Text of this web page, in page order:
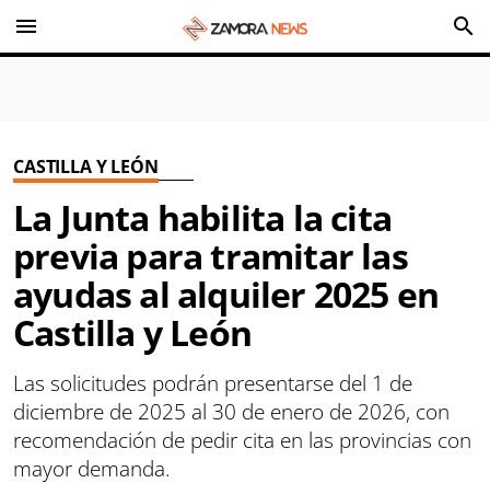
menu search
CASTILLA Y LEÓN
La Junta habilita la cita
previa para tramitar las
ayudas al alquiler 2025 en
Castilla y León
Las solicitudes podrán presentarse del 1 de
diciembre de 2025 al 30 de enero de 2026, con
recomendación de pedir cita en las provincias con
mayor demanda.